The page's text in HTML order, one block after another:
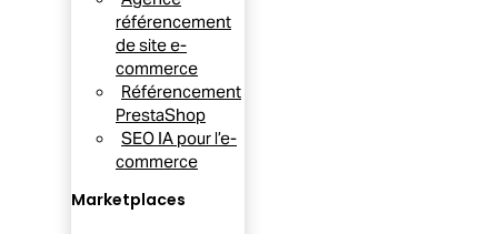
référencement
de site e-
commerce
Référencement
PrestaShop
SEO IA pour l’e-
commerce
Marketplaces